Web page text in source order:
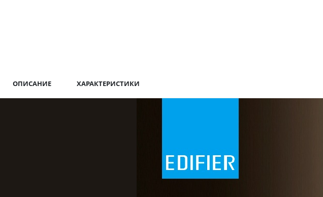
ОПИСАНИЕ ХАРАКТЕРИСТИКИ